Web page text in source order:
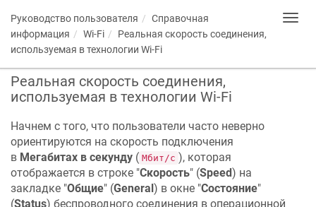
Руководство пользователя
Справочная
информация
Wi-Fi
Реальная скорость соединения,
используемая в технологии Wi-Fi
Реальная скорость соединения,
используемая в технологии Wi-Fi
Начнем с того, что пользователи часто неверно
ориентируются на скорость подключения
в Мегабитах в секунду ( Мбит/с ), которая
отображается в строке "Скорость" (Speed) на
закладке "Общие" (General) в окне "Состояние"
(Status) беспроводного соединения в операционной